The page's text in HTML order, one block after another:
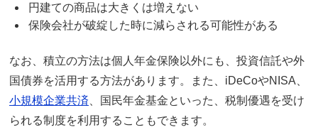
円建ての商品は大きくは増えない
保険会社が破綻した時に減らされる可能性がある
なお、積立の方法は個人年金保険以外にも、投資信託や外
国債券を活用する方法があります。また、iDeCoやNISA、
小規模企業共済 、国民年金基金といった、税制優遇を受け
られる制度を利用することもできます。